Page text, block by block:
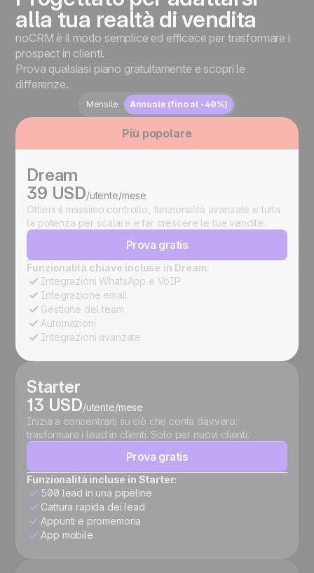
alla tua realtà di vendita
noCRM è il modo semplice ed efficace per trasformare i
prospect in clienti.
Prova qualsiasi piano gratuitamente e scopri le
differenze.
Mensile Annuale (fino al -40%)
Starter
13 USD/utente/mese
Inizia a concentrarti su ciò che conta davvero:
trasformare i lead in clienti. Solo per nuovi clienti.
Prova gratis
Funzionalità incluse in Starter:
500 lead in una pipeline
Cattura rapida dei lead
Appunti e promemoria
App mobile
Più popolare
Dream
39 USD/utente/mese
Ottieni il massimo controllo, funzionalità avanzate e tutta
la potenza per scalare e far crescere le tue vendite.
Prova gratis
Funzionalità chiave incluse in Dream:
Integrazioni WhatsApp e VoIP
Integrazione email
Gestione del team
Automazioni
Integrazioni avanzate